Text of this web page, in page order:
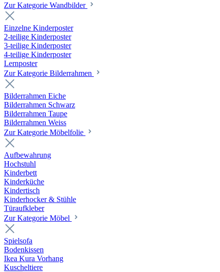
Zur Kategorie Wandbilder
Einzelne Kinderposter
2-teilige Kinderposter
3-teilige Kinderposter
4-teilige Kinderposter
Lernposter
Zur Kategorie Bilderrahmen
Bilderrahmen Eiche
Bilderrahmen Schwarz
Bilderrahmen Taupe
Bilderrahmen Weiss
Zur Kategorie Möbelfolie
Aufbewahrung
Hochstuhl
Kinderbett
Kinderküche
Kindertisch
Kinderhocker & Stühle
Türaufkleber
Zur Kategorie Möbel
Spielsofa
Bodenkissen
Ikea Kura Vorhang
Kuscheltiere